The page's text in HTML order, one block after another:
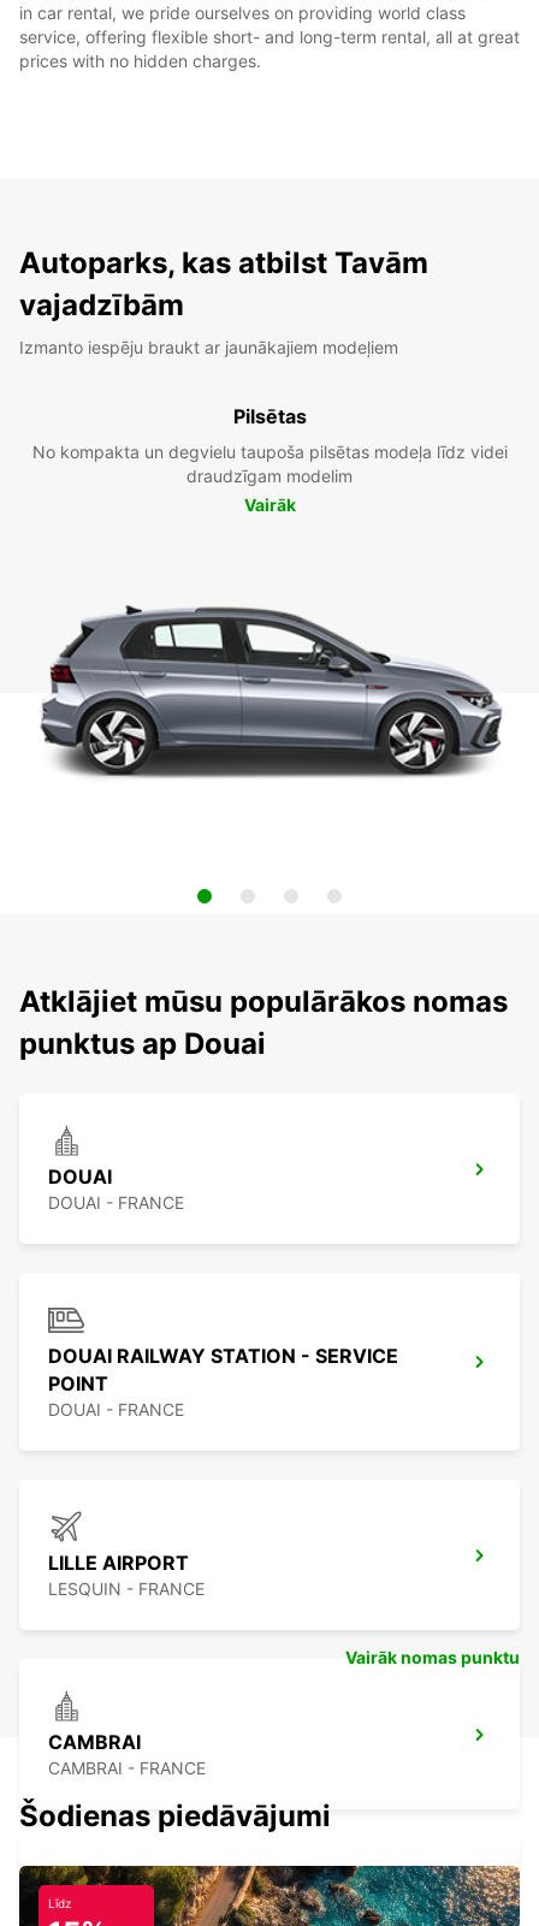
in car rental, we pride ourselves on providing world class
service, offering flexible short- and long-term rental, all at great
prices with no hidden charges.
Autoparks, kas atbilst Tavām
vajadzībām
Izmanto iespēju braukt ar jaunākajiem modeļiem
Pilsētas
No kompakta un degvielu taupoša pilsētas modeļa līdz videi
draudzīgam modelim
Vairāk
Atklājiet mūsu populārākos nomas
punktus ap Douai
DOUAI
DOUAI - FRANCE
DOUAI RAILWAY STATION - SERVICE
POINT
DOUAI - FRANCE
LILLE AIRPORT
LESQUIN - FRANCE
CAMBRAI
CAMBRAI - FRANCE
Vairāk nomas punktu
Šodienas piedāvājumi
Līdz